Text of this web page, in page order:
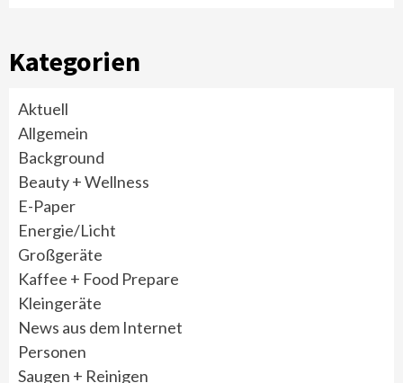
Kategorien
Aktuell
Allgemein
Background
Beauty + Wellness
E-Paper
Energie/Licht
Großgeräte
Kaffee + Food Prepare
Kleingeräte
News aus dem Internet
Personen
Saugen + Reinigen